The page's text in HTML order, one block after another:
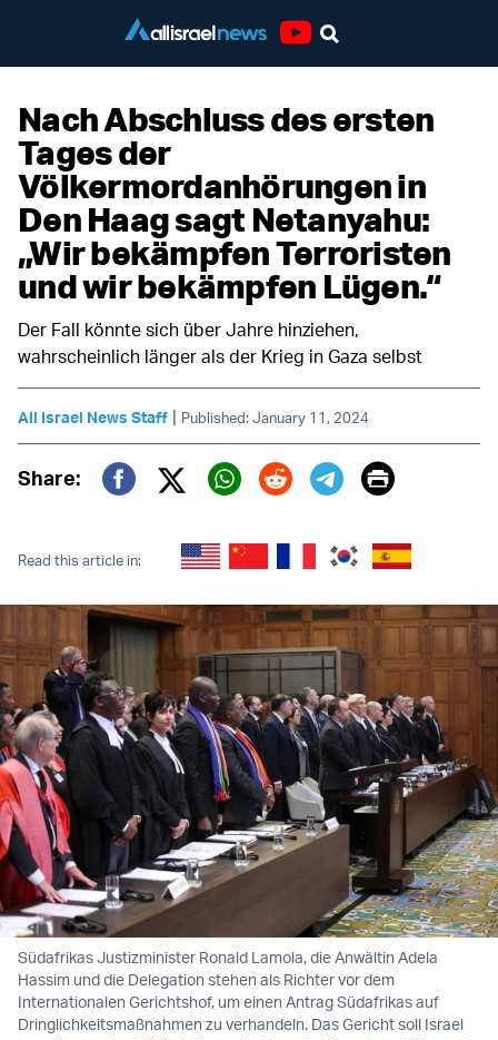
Nach Abschluss des ersten
Tages der
Völkermordanhörungen in
Den Haag sagt Netanyahu:
„Wir bekämpfen Terroristen
und wir bekämpfen Lügen.“
Der Fall könnte sich über Jahre hinziehen,
wahrscheinlich länger als der Krieg in Gaza selbst
All Israel News Staff | Published: January 11, 2024
Share:
Twitter (X)
Print
Read this article in:
Südafrikas Justizminister Ronald Lamola, die Anwältin Adela
Hassim und die Delegation stehen als Richter vor dem
Internationalen Gerichtshof, um einen Antrag Südafrikas auf
Dringlichkeitsmaßnahmen zu verhandeln. Das Gericht soll Israel